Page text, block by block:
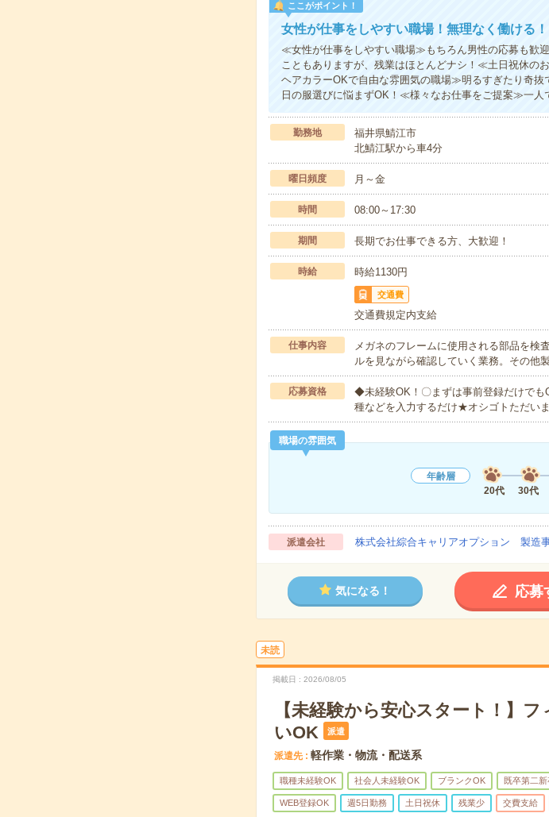
ここがポイント！
女性が仕事をしやすい職場！無理なく働ける！
≪女性が仕事をしやすい職場≫もちろん男性の応募も歓
こともありますが、残業はほとんどナシ！≪土日祝休
ヘアカラーOKで自由な雰囲気の職場≫明るすぎたり奇
日の服選びに悩まずOK！≪様々なお仕事をご提案≫一人
勤務地
福井県鯖江市
北鯖江駅から車4分
曜日頻度 月～金
時間 08:00～17:30
期間 長期でお仕事できる方、大歓迎！
時給 時給1130円
交通費
交通費規定内支給
仕事内容
メガネのフレームに使用される部品を検
ルを見ながら確認していく業務。その他
応募資格
◆未経験OK！〇まずは事前登録だけで
種などを入力するだけ★オシゴトただい
職場の雰囲気
年齢層
20代
30代
派遣会社 株式会社綜合キャリアオプション 製造事
気になる！ 応募
未読
掲載日 2026/08/05
【未経験から安心スタート！】
いOK
派遣
派遣先 軽作業・物流・配送系
職種未経験OK 社会人未経験OK ブランクOK 既卒第二
WEB登録OK 週5日勤務 土日祝休 残業少 交費支給